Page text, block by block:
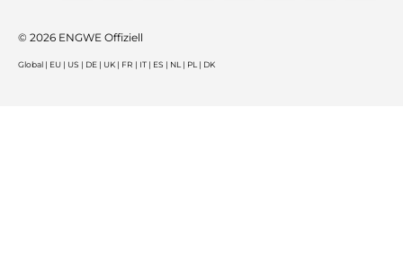
© 2026 ENGWE Offiziell
Global | EU | US | DE | UK | FR | IT | ES | NL | PL | DK